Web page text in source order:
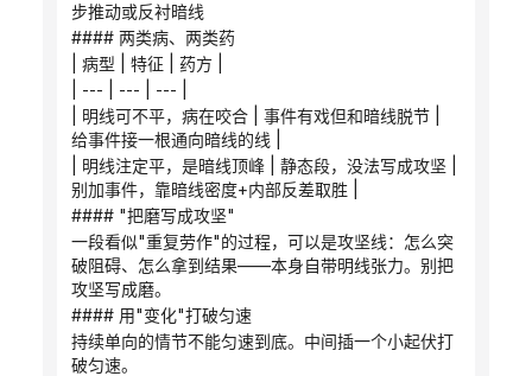
步推动或反衬暗线
#### 两类病、两类药
| 病型 | 特征 | 药方 |
| --- | --- | --- |
| 明线可不平，病在咬合 | 事件有戏但和暗线脱节 |
给事件接一根通向暗线的线 |
| 明线注定平，是暗线顶峰 | 静态段，没法写成攻坚 |
别加事件，靠暗线密度+内部反差取胜 |
#### "把磨写成攻坚"
一段看似"重复劳作"的过程，可以是攻坚线：怎么突
破阻碍、怎么拿到结果——本身自带明线张力。别把
攻坚写成磨。
#### 用"变化"打破匀速
持续单向的情节不能匀速到底。中间插一个小起伏打
破匀速。